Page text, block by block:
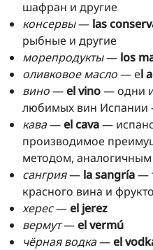
шафран и другие
консервы— las
рыбные и другие
морепродукты— los
оливковое масло— el
вино—el vino— одни
любимых вин Испании
кава—el cava—
производимое
методом,
сангрия— la sangría—
красного вина и
херес—el jerez
вермут—el vermú
чёрная водка—el